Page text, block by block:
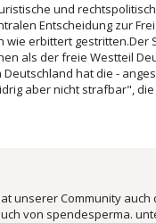
und
Entscheidung zur
wie erbittert gestritten.Der
als der freie Westteil
hat die -
aber nicht strafbar",
unserer Community auch
von spendesperma.